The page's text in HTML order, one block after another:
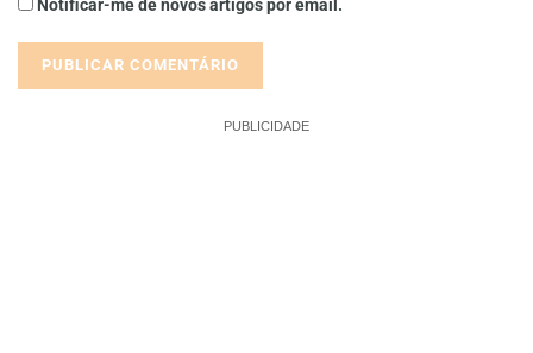
Notificar-me de novos artigos por email.
PUBLICIDADE